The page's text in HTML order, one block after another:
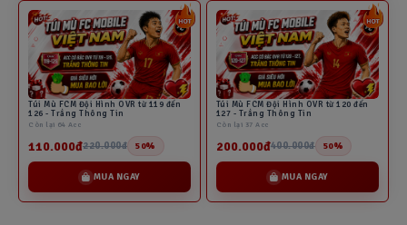
Túi Mù FCM Đội Hình OVR từ 119 đến
126 - Trắng Thông Tin
Còn lại 64 Acc
110.000đ220.000đ 50%
MUA NGAY
Túi Mù FCM Đội Hình OVR từ 120 đến
127 - Trắng Thông Tin
Còn lại 37 Acc
200.000đ400.000đ 50%
MUA NGAY